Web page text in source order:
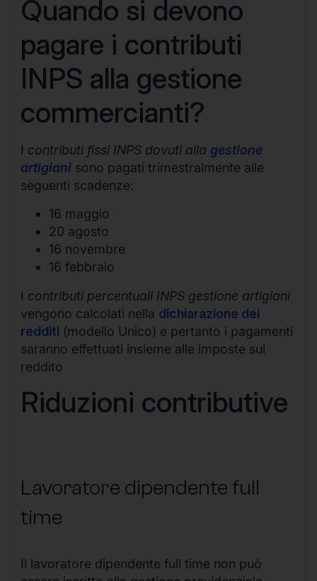
Quando si devono
pagare i contributi
INPS alla gestione
commercianti?
I contributi fissi INPS dovuti alla gestione
artigiani sono pagati trimestralmente alle
seguenti scadenze:
16 maggio
20 agosto
16 novembre
16 febbraio
I contributi percentuali INPS gestione artigiani
vengono calcolati nella dichiarazione dei
redditi (modello Unico) e pertanto i pagamenti
saranno effettuati insieme alle imposte sul
reddito
Riduzioni contributive
Lavoratore dipendente full
time
Il lavoratore dipendente full time non può